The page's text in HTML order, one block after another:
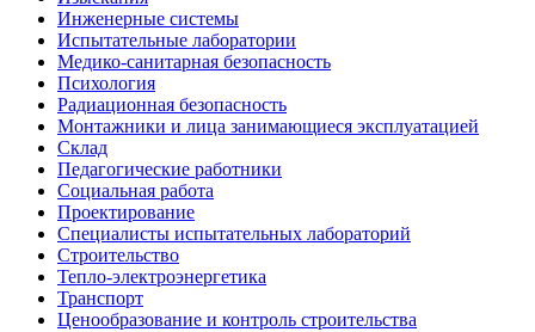
Инженерные системы
Испытательные лаборатории
Медико-санитарная безопасность
Психология
Радиационная безопасность
Монтажники и лица занимающиеся эксплуатацией
Склад
Педагогические работники
Социальная работа
Проектирование
Специалисты испытательных лабораторий
Строительство
Тепло-электроэнергетика
Транспорт
Ценообразование и контроль строительства